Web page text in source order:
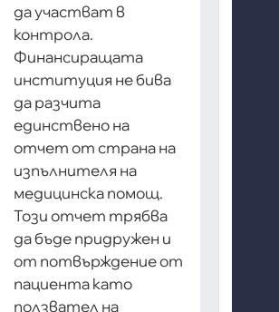
да участват в
контрола.
Финансиращата
институция не бива
да разчита
единствено на
отчет от страна на
изпълнителя на
медицинска помощ.
Този отчет трябва
да бъде придружен и
от потвърждение от
пациента като
ползвател на